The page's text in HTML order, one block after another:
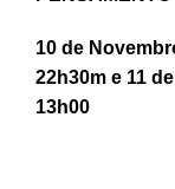
10 de
22h30m e 11
13h00